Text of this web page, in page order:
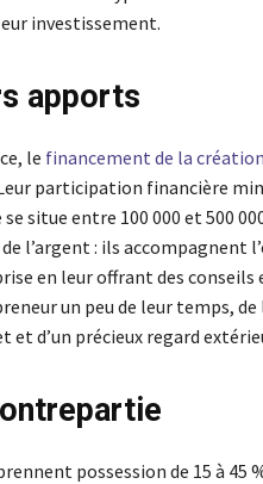
investissement.
apports
le financement de la
participation financière
situe entre 100 000 et 500
de l’argent : ils accompagnent
en leur offrant des conseils
un peu de leur temps,
et d’un précieux regard
possession de 15 à